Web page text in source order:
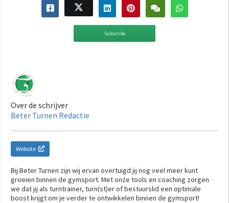
Subscribe
Over de schrijver
Beter Turnen Redactie
Website
Bij Beter Turnen zijn wij ervan overtuigd jij nog veel meer kunt
groeien binnen de gymsport. Met onze tools en coaching zorgen
we dat jij als turntrainer, turn(st)er of bestuurslid een optimale
boost krijgt om je verder te ontwikkelen binnen de gymsport!